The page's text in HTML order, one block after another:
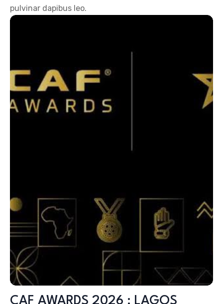
pulvinar dapibus leo.
CAF AWARDS 2026 : LAGOS